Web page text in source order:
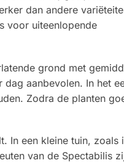
dan andere
voor uiteenlopende
grond met
aanbevolen. In het
Zodra de planten
In een kleine tuin, zoals
van de Spectabilis